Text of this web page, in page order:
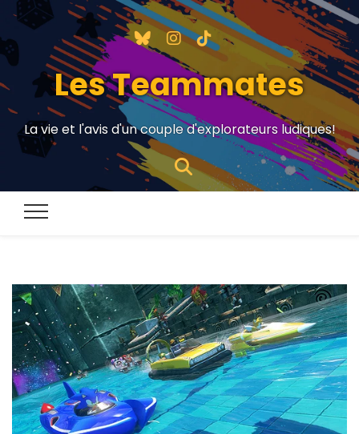
Les Teammates
La vie et l'avis d'un couple d'explorateurs ludiques!